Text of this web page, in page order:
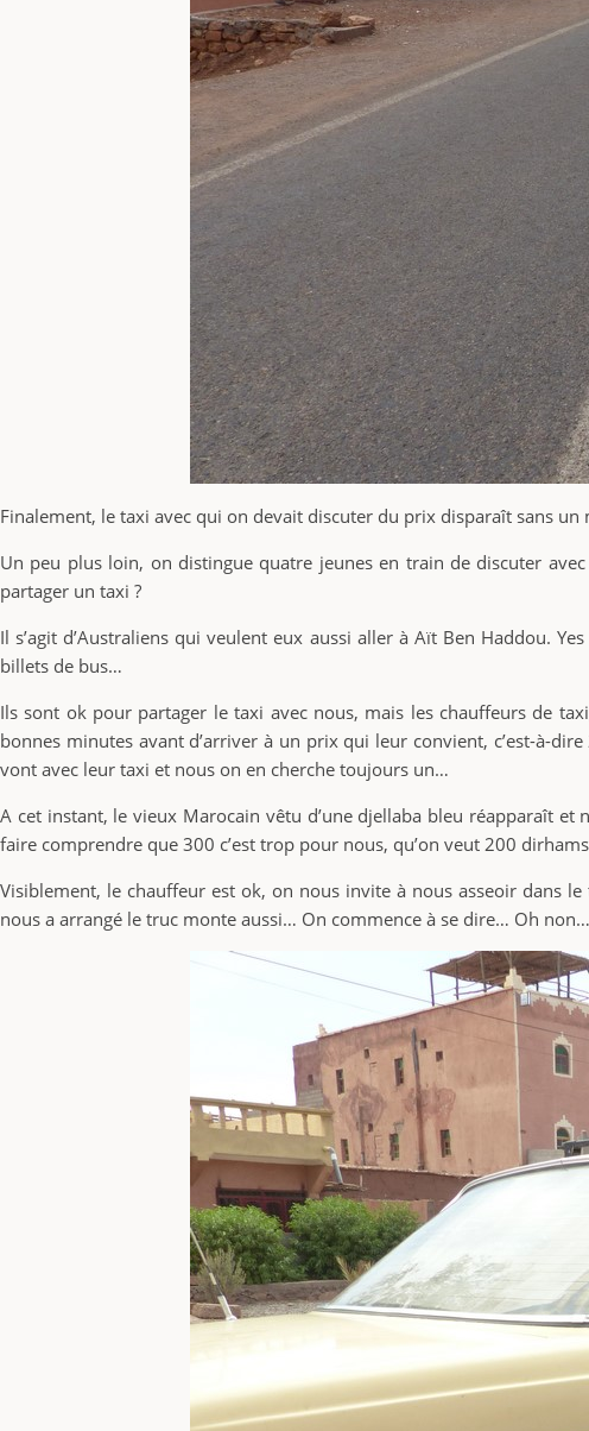
Finalement, le taxi avec qui on devait discuter du prix disparaît sans un
Un peu plus loin, on distingue quatre jeunes en train de discuter
partager un taxi ?
Il s’agit d’Australiens qui veulent eux aussi aller à Aït Ben Haddou.
billets de bus…
Ils sont ok pour partager le taxi avec nous, mais les chauffeurs de
bonnes minutes avant d’arriver à un prix qui leur convient, c’est-à-
vont avec leur taxi et nous on en cherche toujours un…
A cet instant, le vieux Marocain vêtu d’une djellaba bleu réapparaît
faire comprendre que 300 c’est trop pour nous, qu’on veut 200
Visiblement, le chauffeur est ok, on nous invite à nous asseoir dans
nous a arrangé le truc monte aussi… On commence à se dire… Oh